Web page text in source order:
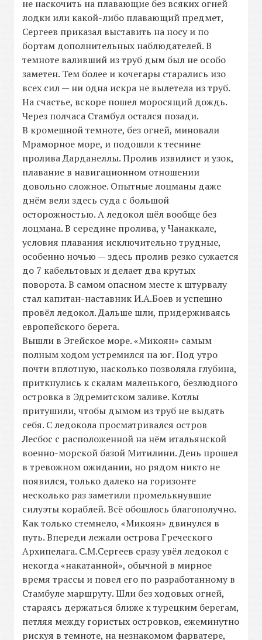
не наскочить на плавающие без всяких огней
лодки или какой-либо плавающий предмет,
Сергеев приказал выставить на носу и по
бортам дополнительных наблюдателей. В
темноте валивший из труб дым был не особо
заметен. Тем более и кочегары старались изо
всех сил — ни одна искра не вылетела из труб.
На счастье, вскоре пошел моросящий дождь.
Через полчаса Стамбул остался позади.
В кромешной темноте, без огней, миновали
Мраморное море, и подошли к теснине
пролива Дарданеллы. Пролив извилист и узок,
плавание в навигационном отношении
довольно сложное. Опытные лоцманы даже
днём вели здесь суда с большой
осторожностью. А ледокол шёл вообще без
лоцмана. В середине пролива, у Чанаккале,
условия плавания исключительно трудные,
особенно ночью — здесь пролив резко сужается
до 7 кабельтовых и делает два крутых
поворота. В самом опасном месте к штурвалу
стал капитан-наставник И.А.Боев и успешно
провёл ледокол. Дальше шли, придерживаясь
европейского берега.
Вышли в Эгейское море. «Микоян» самым
полным ходом устремился на юг. Под утро
почти вплотную, насколько позволяла глубина,
приткнулись к скалам маленького, безлюдного
островка в Эдремитском заливе. Котлы
притушили, чтобы дымом из труб не выдать
себя. С ледокола просматривался остров
Лесбос с расположенной на нём итальянской
военно-морской базой Митилини. День прошел
в тревожном ожидании, но рядом никто не
появился, только далеко на горизонте
несколько раз заметили промелькнувшие
силуэты кораблей. Всё обошлось благополучно.
Как только стемнело, «Микоян» двинулся в
путь. Впереди лежали острова Греческого
Архипелага. С.М.Сергеев сразу увёл ледокол с
некогда «накатанной», обычной в мирное
время трассы и повел его по разработанному в
Стамбуле маршруту. Шли без ходовых огней,
стараясь держаться ближе к турецким берегам,
петляя между гористых островков, ежеминутно
рискуя в темноте, на незнакомом фарватере,